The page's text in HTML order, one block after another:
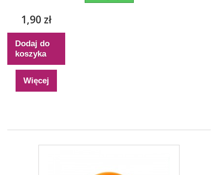
1,90 zł
Dodaj do
koszyka
Więcej